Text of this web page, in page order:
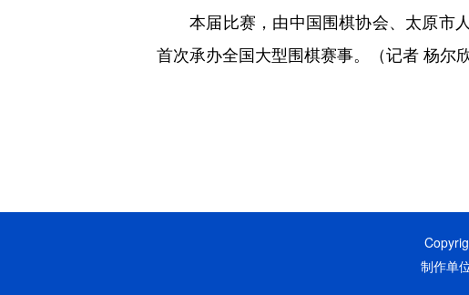
本届比赛，由中国围棋协会、太原市人
首次承办全国大型围棋赛事。（记者 杨尔欣
制作单